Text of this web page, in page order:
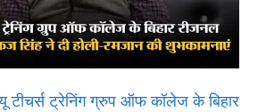
टीचर्स ट्रेनिंग ग्रुप ऑफ कॉलेज के बिहार